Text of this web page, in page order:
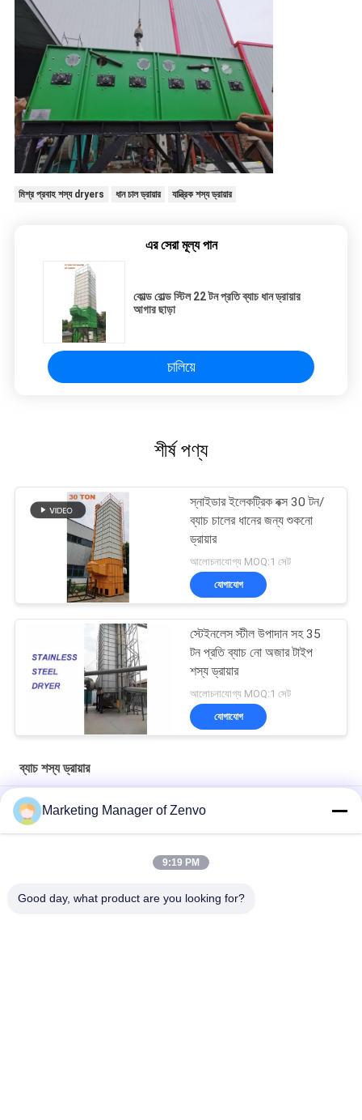
মিশ্র প্রবাহ শস্য dryers ধান চাল ড্রায়ার যান্ত্রিক শস্য ড্রায়ার
এর সেরা মূল্য পান
কোল্ড রোল্ড স্টিল 22 টন প্রতি ব্যাচ ধান ড্রায়ার
আগার ছাড়া
চালিয়ে
শীর্ষ পণ্য
স্নাইডার ইলেকট্রিক বক্স 30 টন/
ব্যাচ চালের ধানের জন্য শুকনো
ড্রায়ার
আলোচনাযোগ্য MOQ:1 সেট
যোগাযোগ
স্টেইনলেস স্টীল উপাদান সহ 35
টন প্রতি ব্যাচ নো অজার টাইপ
শস্য ড্রায়ার
আলোচনাযোগ্য MOQ:1 সেট
যোগাযোগ
ব্যাচ শস্য ড্রায়ার
Grain Drying System with 90-Ton Daily Capacity
উচ্চ দক্ষতা এবং শক্তি সঞ্চয় সহ প্রতি ঘন্টায় 30 টন শস্য শুকানোর যন্ত্র
বীজ গম ভুট্টা চাল শস্য শুকানোর যন্ত্র 70 টন / ব্যাচ ক্ষমতা গরম বায়ু তাপমাত্রা 60-130°C
Marketing Manager of Zenvo
9:19 PM
Good day, what product are you looking for?